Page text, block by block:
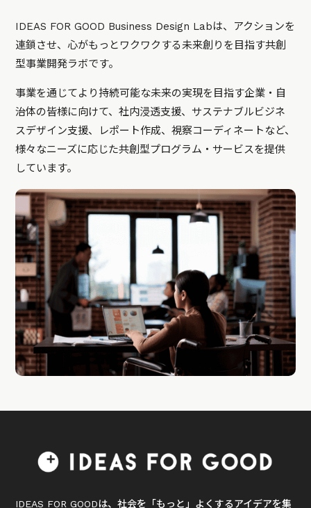
IDEAS FOR GOOD Business Design Labは、アクションを
連鎖させ、心がもっとワクワクする未来創りを目指す共創
型事業開発ラボです。
事業を通じてより持続可能な未来の実現を目指す企業・自
治体の皆様に向けて、社内浸透支援、サステナブルビジネ
スデザイン支援、レポート作成、視察コーディネートなど、
様々なニーズに応じた共創型プログラム・サービスを提供
しています。
IDEAS FOR GOODは、社会を「もっと」よくするアイデアを集